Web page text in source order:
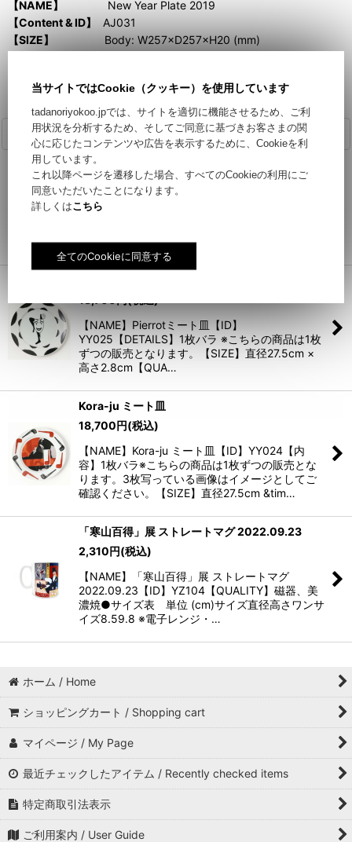
【NAME】
New Year Plate 2019
【Content & ID】
AJ031
【SIZE】
Body: W257×D257×H20 (mm)
関連商品
The Sun
11,000 円(税込)
【NAME】The Sun【内容＆ID】AJ032【SIZE】
W280×D290×H40 (mm)【QUA…
【NAME】Pierrotミート皿【ID】
YY025【DETAILS】1枚バラ ※こちらの商品は1枚
ずつの販売となります。【SIZE】直径27.5cm ×
高さ2.8cm【QUA…
Kora-ju ミート皿
18,700円(税込)
【NAME】Kora-ju ミート皿【ID】YY024【内
容】1枚バラ※こちらの商品は1枚ずつの販売とな
ります。3枚写っている画像はイメージとしてご
確認ください。【SIZE】直径27.5cm &tim…
「寒山百得」展 ストレートマグ 2022.09.23
2,310円(税込)
【NAME】「寒山百得」展 ストレートマグ
2022.09.23【ID】YZ104【QUALITY】磁器、美
濃焼●サイズ表 単位 (cm)サイズ直径高さワンサ
イズ8.59.8 ※電子レンジ・…
ホーム / Home
ショッピングカート / Shopping cart
マイページ / My Page
最近チェックしたアイテム / Recently checked items
特定商取引法表示
ご利用案内 / User Guide
当サイトではCookie（クッキー）を使用しています
tadanoriyokoo.jpでは、サイトを適切に機能させるため、ご利
用状況を分析するため、そしてご同意に基づきお客さまの関
心に応じたコンテンツや広告を表示するために、Cookieを利
用しています。
これ以降ページを遷移した場合、すべてのCookieの利用にご
同意いただいたことになります。
詳しくはこちら